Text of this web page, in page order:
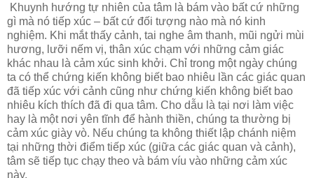
Khuynh hướng tự nhiên của tâm là bám vào bất cứ những
gì mà nó tiếp xúc – bất cứ đối tượng nào mà nó kinh
nghiệm. Khi mắt thấy cảnh, tai nghe âm thanh, mũi ngửi mùi
hương, lưỡi nếm vị, thân xúc chạm với những cảm giác
khác nhau là cảm xúc sinh khởi. Chỉ trong một ngày chúng
ta có thể chứng kiến không biết bao nhiêu lần các giác quan
đã tiếp xúc với cảnh cũng như chứng kiến không biết bao
nhiêu kích thích đã đi qua tâm. Cho dẫu là tại nơi làm việc
hay là một nơi yên tĩnh để hành thiền, chúng ta thường bị
cảm xúc giày vò. Nếu chúng ta không thiết lập chánh niệm
tại những thời điểm tiếp xúc (giữa các giác quan và cảnh),
tâm sẽ tiếp tục chạy theo và bám víu vào những cảm xúc
này.